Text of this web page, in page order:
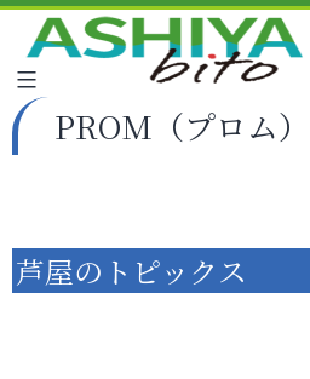
PROM（プロム
芦屋のトピックス